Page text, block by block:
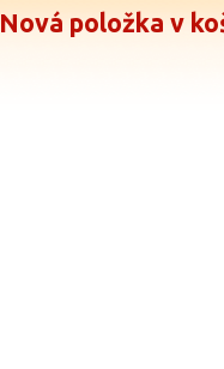
Nová položka v